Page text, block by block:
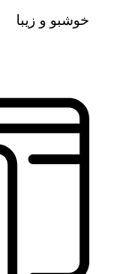
خوشبو و زیبا